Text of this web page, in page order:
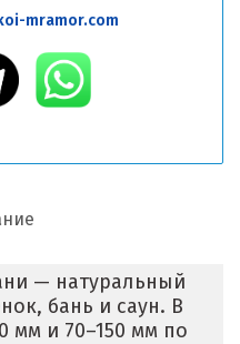
mramor.com
— натуральный
бань и саун. В
мм и 70–150 мм по